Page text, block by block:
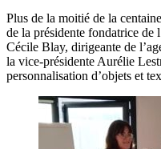
Plus de la moitié de la
de la présidente fondatrice de
Cécile Blay, dirigeante de
la vice-présidente Aurélie
personnalisation d’objets et